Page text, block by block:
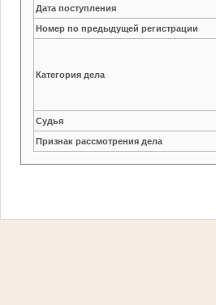
Дата поступления
Номер по предыдущей регистрации
Категория дела
Судья
Признак рассмотрения дела